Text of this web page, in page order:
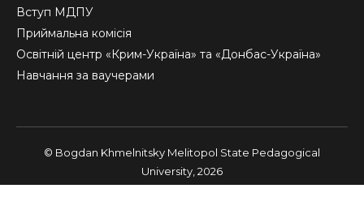
Вступ МДПУ
Приймальна комісія
Освітній центр «Крим-Україна» та «Донбас-Україна»
Навчання за ваучерами
© Bogdan Khmelnitsky Melitopol State Pedagogical
University, 2026